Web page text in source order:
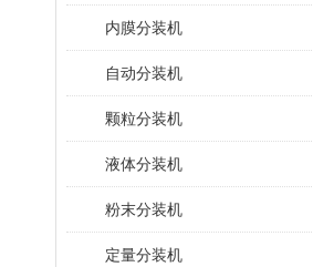
内膜分装机
自动分装机
颗粒分装机
液体分装机
粉末分装机
定量分装机